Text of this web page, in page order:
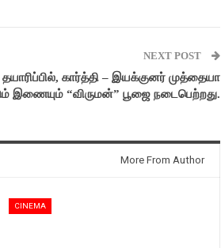
NEXT POST
கார்த்தி – இயக்குனர் முத்தையா
இணையும் “விருமன்” பூஜை நடைபெற்றது.
More From Author
CINEMA